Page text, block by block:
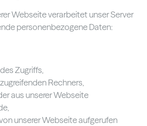
Webseite verarbeitet unser Server
personenbezogene Daten:
Zugriffs,
Rechners,
aus unserer Webseite
unserer Webseite aufgerufen